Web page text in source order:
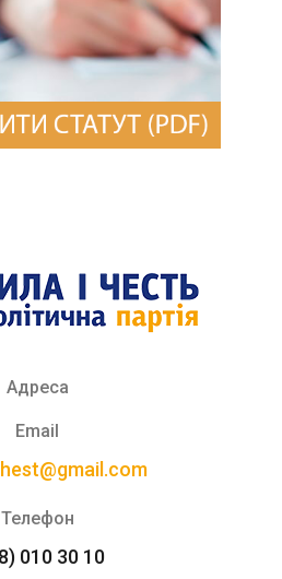
Адреса
Email
Телефон
010 30 10